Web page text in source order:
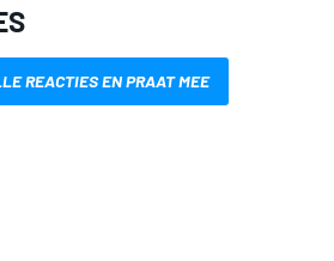
REACTIES EN PRAAT MEE